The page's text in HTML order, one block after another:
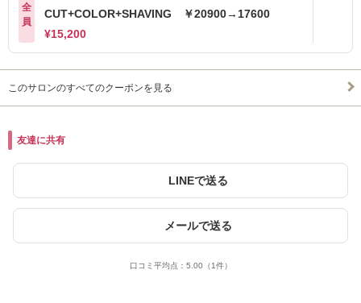
全
員
CUT+COLOR+SHAVING ￥20900→17600
¥15,200
このサロンのすべてのクーポンを見る
友達に共有
LINEで送る
メールで送る
口コミ平均点： 5.00 （1件）